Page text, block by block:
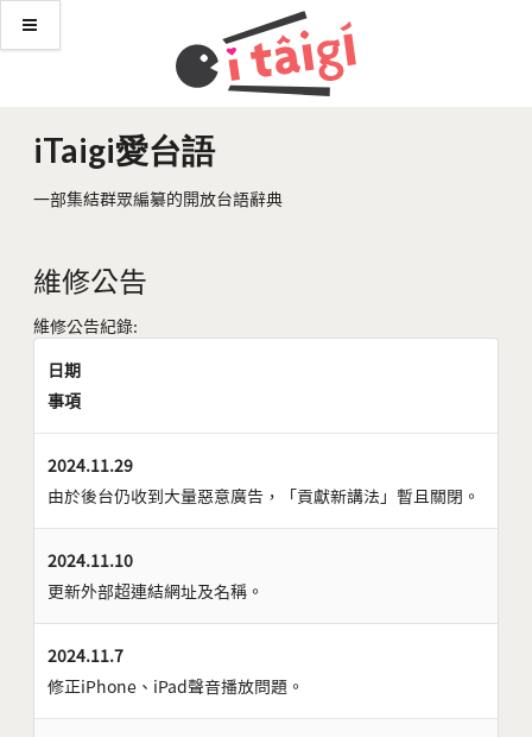
iTaigi愛台語
一部集結群眾編纂的開放台語辭典
維修公告
維修公告紀錄:
日期
事項
2024.11.29
由於後台仍收到大量惡意廣告，「貢獻新講法」暫且關閉。
2024.11.10
更新外部超連結網址及名稱。
2024.11.7
修正iPhone、iPad聲音播放問題。